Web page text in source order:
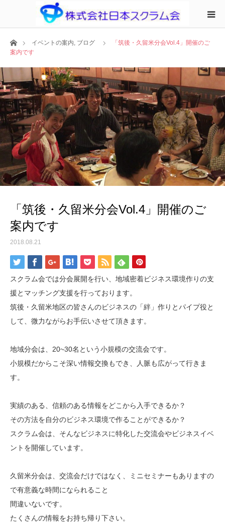
ホームイベントの案内, ブログ
「筑後・久留米分会Vol.4」開催のご
案内です
「筑後・久留米分会Vol.4」開催のご
案内です
2018.08.21
スクラム会では分会展開を行い、地域密着ビジネス環境作りの支
援とマッチング支援を行っております。
筑後・久留米地区の皆さんのビジネスの「絆」作りとパイプ役と
して、微力ながらお手伝いさせて頂きます。
地域分会は、20~30名という小規模の交流会です。
小規模だからこそ深い情報交換もでき、人脈も広がって行きま
す。
実績のある、信頼のある情報をどこから入手できるか？
その方法を自分のビジネス環境で作ることができるか？
スクラム会は、そんなビジネスに特化した交流会やビジネスイベ
ントを開催しています。
久留米分会は、交流会だけではなく、ミニセミナーもありますの
で有意義な時間になられること
間違いないです。
たくさんの情報をお持ち帰り下さい。